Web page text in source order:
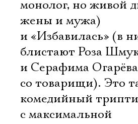
монолог, но живой
жены и мужа)
и «Избавилась» (в
блистают Роза
и Серафима Огарёва
со товарищи). Это
комедийный
с максимальной